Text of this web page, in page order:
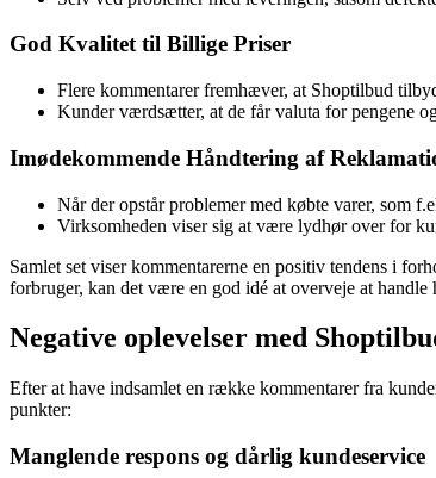
God Kvalitet til Billige Priser
Flere kommentarer fremhæver, at Shoptilbud
Kunder værdsætter, at de får valuta for pengene
Imødekommende Håndtering af
Når der opstår problemer med købte varer, som
Virksomheden viser sig at være lydhør over for
Samlet set viser kommentarerne en positiv tendens i
forbruger, kan det være en god idé at overveje at handle
Negative oplevelser med
Efter at have indsamlet en række kommentarer fra
punkter:
Manglende respons og dårlig kundeservice